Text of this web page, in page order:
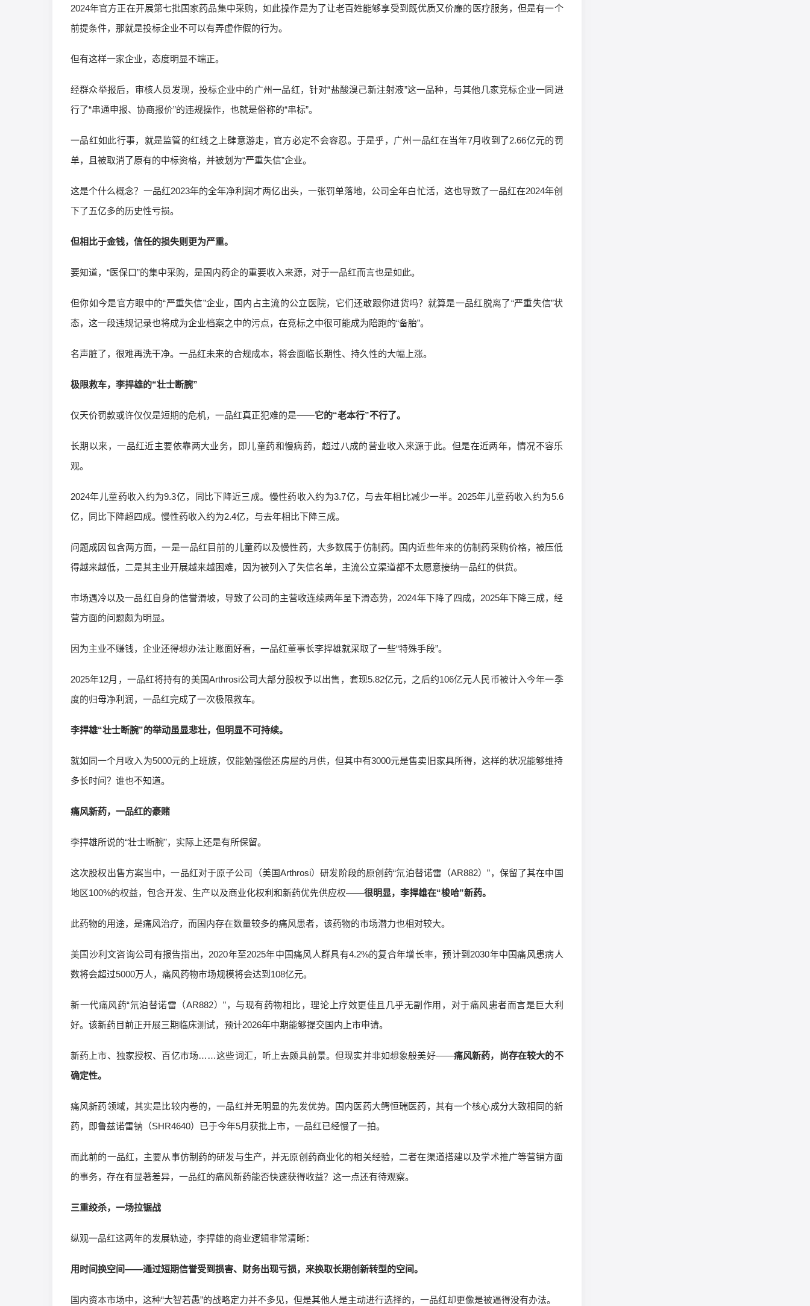
2024年官方正在开展第七批国家药品集中采购，如此操作是为了让老百姓能够享受到既优质又价廉的医疗服务，但是有一个
前提条件，那就是投标企业不可以有弄虚作假的行为。
但有这样一家企业，态度明显不端正。
经群众举报后，审核人员发现，投标企业中的广州一品红，针对“盐酸溴己新注射液”这一品种，与其他几家竞标企业一同进
行了“串通申报、协商报价”的违规操作，也就是俗称的“串标”。
一品红如此行事，就是监管的红线之上肆意游走，官方必定不会容忍。于是乎，广州一品红在当年7月收到了2.66亿元的罚
单，且被取消了原有的中标资格，并被划为“严重失信”企业。
这是个什么概念？一品红2023年的全年净利润才两亿出头，一张罚单落地，公司全年白忙活，这也导致了一品红在2024年创
下了五亿多的历史性亏损。
但相比于金钱，信任的损失则更为严重。
要知道，“医保口”的集中采购，是国内药企的重要收入来源，对于一品红而言也是如此。
但你如今是官方眼中的“严重失信”企业，国内占主流的公立医院，它们还敢跟你进货吗？就算是一品红脱离了“严重失信”状
态，这一段违规记录也将成为企业档案之中的污点，在竞标之中很可能成为陪跑的“备胎”。
名声脏了，很难再洗干净。一品红未来的合规成本，将会面临长期性、持久性的大幅上涨。
极限救车，李捍雄的“壮士断腕”
仅天价罚款或许仅仅是短期的危机，一品红真正犯难的是——它的“老本行”不行了。
长期以来，一品红近主要依靠两大业务，即儿童药和慢病药，超过八成的营业收入来源于此。但是在近两年，情况不容乐
观。
2024年儿童药收入约为9.3亿，同比下降近三成。慢性药收入约为3.7亿，与去年相比减少一半。2025年儿童药收入约为5.6
亿，同比下降超四成。慢性药收入约为2.4亿，与去年相比下降三成。
问题成因包含两方面，一是一品红目前的儿童药以及慢性药，大多数属于仿制药。国内近些年来的仿制药采购价格，被压低
得越来越低，二是其主业开展越来越困难，因为被列入了失信名单，主流公立渠道都不太愿意接纳一品红的供货。
市场遇冷以及一品红自身的信誉滑坡，导致了公司的主营收连续两年呈下滑态势，2024年下降了四成，2025年下降三成，经
营方面的问题颇为明显。
因为主业不赚钱，企业还得想办法让账面好看，一品红董事长李捍雄就采取了一些“特殊手段”。
2025年12月，一品红将持有的美国Arthrosi公司大部分股权予以出售，套现5.82亿元，之后约106亿元人民币被计入今年一季
度的归母净利润，一品红完成了一次极限救车。
李捍雄“壮士断腕”的举动虽显悲壮，但明显不可持续。
就如同一个月收入为5000元的上班族，仅能勉强偿还房屋的月供，但其中有3000元是售卖旧家具所得，这样的状况能够维持
多长时间？谁也不知道。
痛风新药，一品红的豪赌
李捍雄所说的“壮士断腕”，实际上还是有所保留。
这次股权出售方案当中，一品红对于原子公司（美国Arthrosi）研发阶段的原创药“氘泊替诺雷（AR882）”，保留了其在中国
地区100%的权益，包含开发、生产以及商业化权利和新药优先供应权——很明显，李捍雄在“梭哈”新药。
此药物的用途，是痛风治疗，而国内存在数量较多的痛风患者，该药物的市场潜力也相对较大。
美国沙利文咨询公司有报告指出，2020年至2025年中国痛风人群具有4.2%的复合年增长率，预计到2030年中国痛风患病人
数将会超过5000万人，痛风药物市场规模将会达到108亿元。
新一代痛风药“氘泊替诺雷（AR882）”，与现有药物相比，理论上疗效更佳且几乎无副作用，对于痛风患者而言是巨大利
好。该新药目前正开展三期临床测试，预计2026年中期能够提交国内上市申请。
新药上市、独家授权、百亿市场……这些词汇，听上去颇具前景。但现实并非如想象般美好——痛风新药，尚存在较大的不
确定性。
痛风新药领域，其实是比较内卷的，一品红并无明显的先发优势。国内医药大鳄恒瑞医药，其有一个核心成分大致相同的新
药，即鲁兹诺雷钠（SHR4640）已于今年5月获批上市，一品红已经慢了一拍。
而此前的一品红，主要从事仿制药的研发与生产，并无原创药商业化的相关经验，二者在渠道搭建以及学术推广等营销方面
的事务，存在有显著差异，一品红的痛风新药能否快速获得收益？这一点还有待观察。
三重绞杀，一场拉锯战
纵观一品红这两年的发展轨迹，李捍雄的商业逻辑非常清晰：
用时间换空间——通过短期信誉受到损害、财务出现亏损，来换取长期创新转型的空间。
国内资本市场中，这种“大智若愚”的战略定力并不多见，但是其他人是主动进行选择的，一品红却更像是被逼得没有办法。